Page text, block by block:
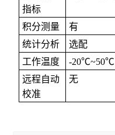
指标
积分测量
有
统计分析
选配
工作温度
-20℃~50℃
远程自动
校准
无